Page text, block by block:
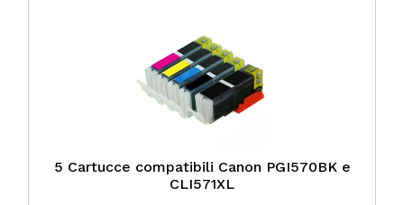
5 Cartucce compatibili Canon PGI570BK e
CLI571XL